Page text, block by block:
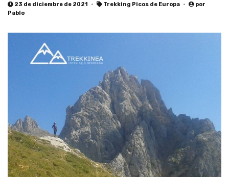
23 de diciembre de 2021 Trekking Picos de Europa
por
Pablo